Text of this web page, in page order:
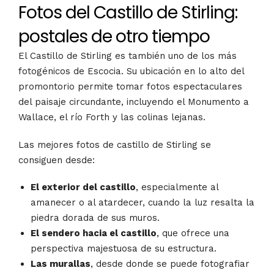
Fotos del Castillo de Stirling:
postales de otro tiempo
El Castillo de Stirling es también uno de los más
fotogénicos de Escocia. Su ubicación en lo alto del
promontorio permite tomar fotos espectaculares
del paisaje circundante, incluyendo el Monumento a
Wallace, el río Forth y las colinas lejanas.
Las mejores fotos de castillo de Stirling se
consiguen desde:
El exterior del castillo, especialmente al
amanecer o al atardecer, cuando la luz resalta la
piedra dorada de sus muros.
El sendero hacia el castillo, que ofrece una
perspectiva majestuosa de su estructura.
Las murallas, desde donde se puede fotografiar